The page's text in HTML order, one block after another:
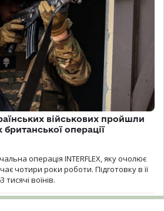
військових пройшли
операції
операція INTERFLEX, яку очолює
чотири роки роботи. Підготовку в її
воїнів.